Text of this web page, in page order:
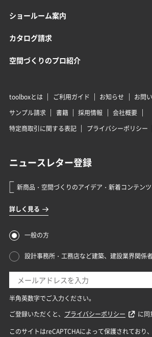
ショールーム案内
カタログ請求
空間づくりのプロ紹介
toolboxとは ご利用ガイド お知らせ
お問
サンプル請求
書籍 採用情報
会社概要
特定商取引に関する表記
プライバシーポリシー